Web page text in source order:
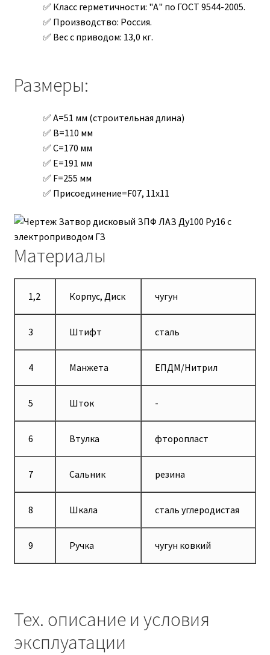
Класс герметичности: "А" по ГОСТ 9544-2005.
Производство: Россия.
Вес с приводом: 13,0 кг.
Размеры:
A=51 мм (строительная длина)
B=110 мм
C=170 мм
E=191 мм
F=255 мм
Присоединение=F07, 11х11
Материалы
1,2 Корпус, Диск чугун
3 Штифт сталь
4 Манжета ЕПДМ/Нитрил
5 Шток -
6 Втулка фторопласт
7 Сальник резина
8 Шкала сталь углеродистая
9 Ручка чугун ковкий
Тех. описание и условия
эксплуатации